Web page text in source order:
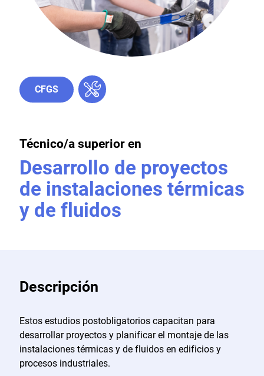
CFGS
Técnico/a superior en
Desarrollo de proyectos
de instalaciones térmicas
y de fluidos
Descripción
Estos estudios postobligatorios capacitan para
desarrollar proyectos y planificar el montaje de las
instalaciones térmicas y de fluidos en edificios y
procesos industriales.